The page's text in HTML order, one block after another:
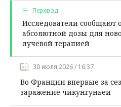
Перевод
Исследователи сообщают
абсолютной дозы для
лучевой терапией
30 июля 2026 / 16:37
Во Франции впервые за
заражение чикунгуньей